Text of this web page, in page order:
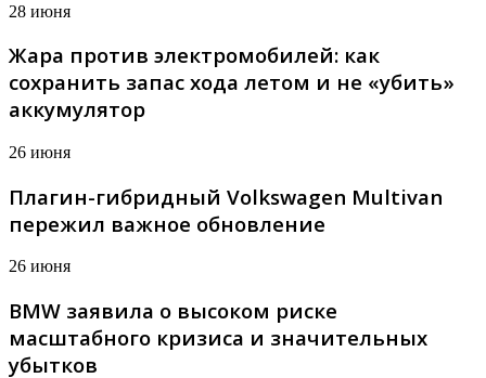
28 июня
Жара против электромобилей: как
сохранить запас хода летом и не «убить»
аккумулятор
26 июня
Плагин-гибридный Volkswagen Multivan
пережил важное обновление
26 июня
BMW заявила о высоком риске
масштабного кризиса и значительных
убытков